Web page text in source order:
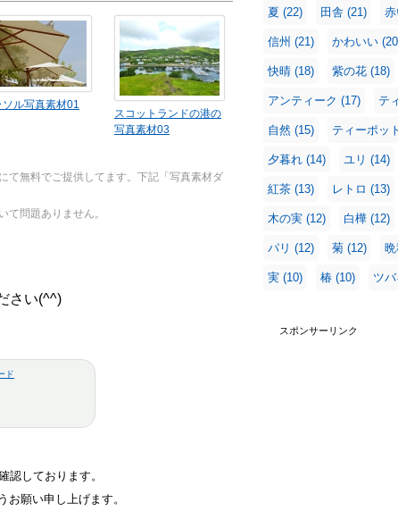
ソル写真素材01
スコットランドの港の
写真素材03
て無料でご提供してます。下記「写真素材ダ
問題ありません。
さい(^^)
ド
認しております。
お願い申し上げます。
夏 (22) 田舎 (21)
信州 (21) かわいい
快晴 (18) 紫の花 (18)
アンティーク (17) テ
自然 (15) ティーポット
夕暮れ (14) ユリ (14)
紅茶 (13) レトロ (13)
木の実 (12) 白樺 (12)
パリ (12) 菊 (12) 晩
実 (10) 椿 (10) ツバ
スポンサーリンク